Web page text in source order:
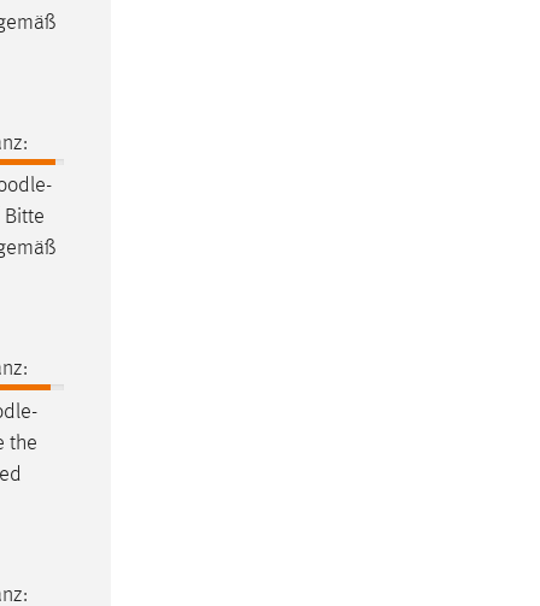
-
Bitte
-
the